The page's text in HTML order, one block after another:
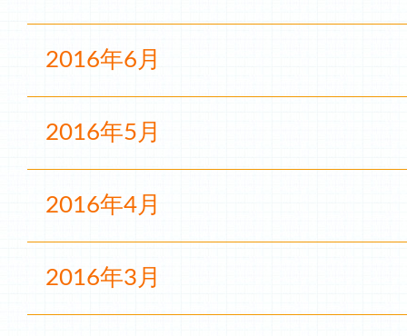
2016年6月
2016年5月
2016年4月
2016年3月